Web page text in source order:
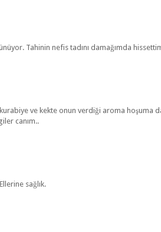
Tahinin nefis tadını damağımda
ve kekte onun verdiği aroma hoşuma
canım..
sağlık.